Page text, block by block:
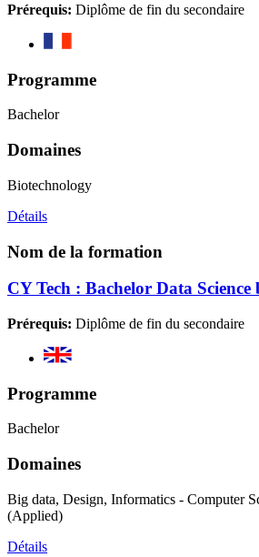
Prérequis: Diplôme de fin du secondaire
Programme
Bachelor
Domaines
Biotechnology
Détails
Nom de la formation
CY Tech : Bachelor Data Science
Prérequis: Diplôme de fin du secondaire
Programme
Bachelor
Domaines
Big data, Design, Informatics - Computer
(Applied)
Détails